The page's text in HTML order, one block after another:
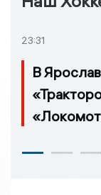
23:31
В